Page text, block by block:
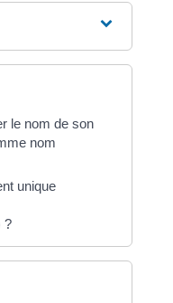
le nom de son
nom
unique
?